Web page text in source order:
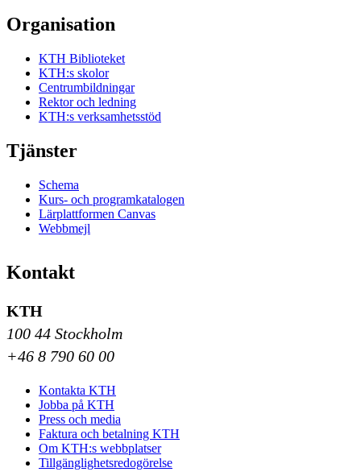
Organisation
KTH Biblioteket
KTH:s skolor
Centrumbildningar
Rektor och ledning
KTH:s verksamhetsstöd
Tjänster
Schema
Kurs- och programkatalogen
Lärplattformen Canvas
Webbmejl
Kontakt
KTH
100 44 Stockholm
+46 8 790 60 00
Kontakta KTH
Jobba på KTH
Press och media
Faktura och betalning KTH
Om KTH:s webbplatser
Tillgänglighetsredogörelse